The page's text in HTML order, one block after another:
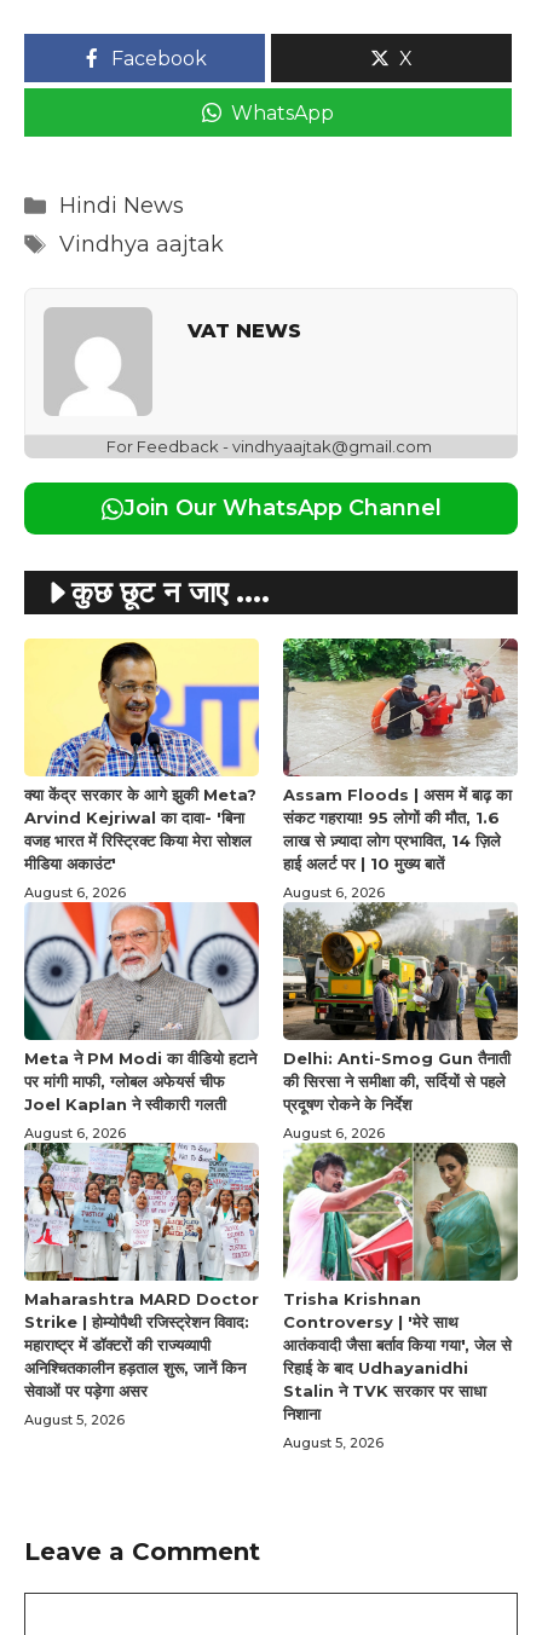
Facebook X
WhatsApp
Categories
Hindi News
Tags
Vindhya aajtak
VAT NEWS
For Feedback - vindhyaajtak@gmail.com
Join Our WhatsApp Channel
कुछ छूट न जाए ....
क्या केंद्र सरकार के आगे झुकी Meta?
Arvind Kejriwal का दावा- 'बिना
वजह भारत में रिस्ट्रिक्ट किया मेरा सोशल
मीडिया अकाउंट'
August 6, 2026
Assam Floods | असम में बाढ़ का
संकट गहराया! 95 लोगों की मौत, 1.6
लाख से ज़्यादा लोग प्रभावित, 14 ज़िले
हाई अलर्ट पर | 10 मुख्य बातें
August 6, 2026
Meta ने PM Modi का वीडियो हटाने
पर मांगी माफी, ग्लोबल अफेयर्स चीफ
Joel Kaplan ने स्वीकारी गलती
August 6, 2026
Delhi: Anti-Smog Gun तैनाती
की सिरसा ने समीक्षा की, सर्दियों से पहले
प्रदूषण रोकने के निर्देश
August 6, 2026
Maharashtra MARD Doctor
Strike | होम्योपैथी रजिस्ट्रेशन विवाद:
महाराष्ट्र में डॉक्टरों की राज्यव्यापी
अनिश्चितकालीन हड़ताल शुरू, जानें किन
सेवाओं पर पड़ेगा असर
August 5, 2026
Trisha Krishnan
Controversy | 'मेरे साथ
आतंकवादी जैसा बर्ताव किया गया', जेल से
रिहाई के बाद Udhayanidhi
Stalin ने TVK सरकार पर साधा
निशाना
August 5, 2026
Leave a Comment